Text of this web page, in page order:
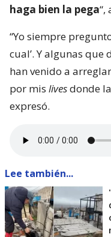
haga bien la pega“,
“Yo siempre
cual’. Y algunas que
han venido a
por mis livesdonde
expresó.
Lee también...